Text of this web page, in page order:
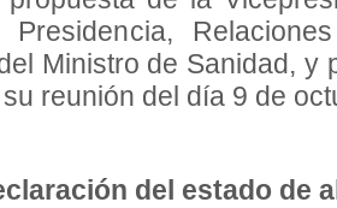
Ministro de Sanidad, y
reunión del día 9 de
del estado de